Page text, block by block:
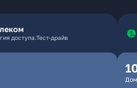
доступа.Тест-драйв